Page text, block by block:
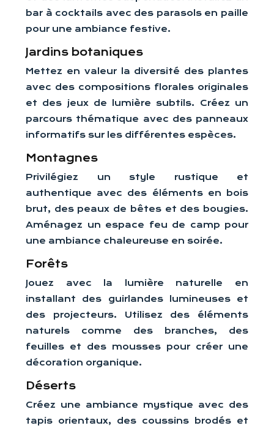
bar à cocktails avec des parasols en paille
pour une ambiance festive.
Jardins botaniques
Mettez en valeur la diversité des plantes
avec des compositions florales originales
et des jeux de lumière subtils. Créez un
parcours thématique avec des panneaux
informatifs sur les différentes espèces.
Montagnes
Privilégiez un style rustique et
authentique avec des éléments en bois
brut, des peaux de bêtes et des bougies.
Aménagez un espace feu de camp pour
une ambiance chaleureuse en soirée.
Forêts
Jouez avec la lumière naturelle en
installant des guirlandes lumineuses et
des projecteurs. Utilisez des éléments
naturels comme des branches, des
feuilles et des mousses pour créer une
décoration organique.
Déserts
Créez une ambiance mystique avec des
tapis orientaux, des coussins brodés et